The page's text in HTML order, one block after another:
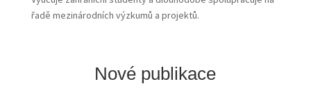
řadě mezinárodních výzkumů a projektů.
Nové publikace